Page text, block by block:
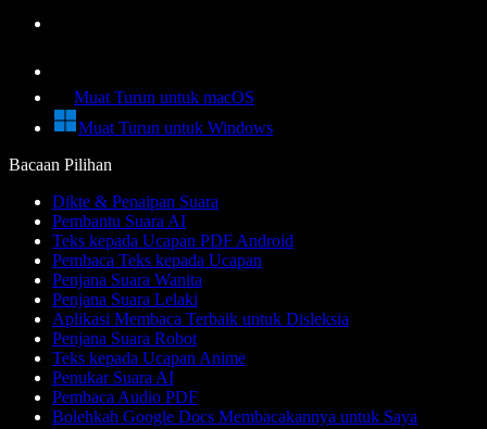
Muat Turun untuk macOS
Muat Turun untuk Windows
Bacaan Pilihan
Dikte & Penaipan Suara
Pembantu Suara AI
Teks kepada Ucapan PDF Android
Pembaca Teks kepada Ucapan
Penjana Suara Wanita
Penjana Suara Lelaki
Aplikasi Membaca Terbaik untuk Disleksia
Penjana Suara Robot
Teks kepada Ucapan Anime
Penukar Suara AI
Pembaca Audio PDF
Bolehkah Google Docs Membacakannya untuk Saya